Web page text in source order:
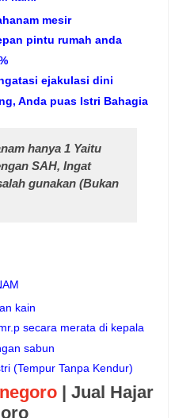
mesir
pintu rumah anda
ejakulasi dini
Anda puas Istri Bahagia
hanya 1 Yaitu
SAH, Ingat
gunakan (Bukan
kain
secara merata di kepala
sabun
(Tempur Tanpa Kendur)
| Jual Hajar